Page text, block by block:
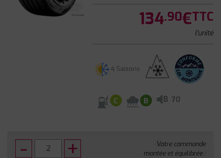
134.90€TTC
l'unité
4 Saisons
C B B 70
Votre commande
montée et équilibrée :